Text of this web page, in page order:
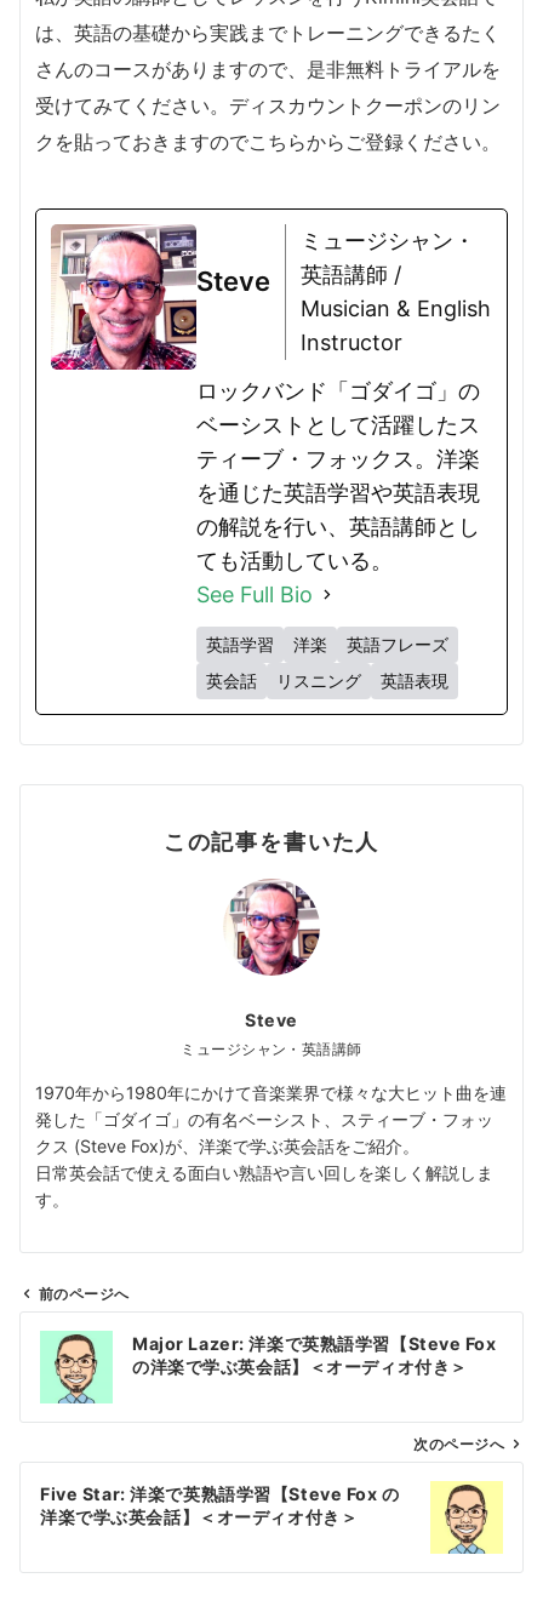
は、英語の基礎から実践までトレーニングできるたく
さんのコースがありますので、是非無料トライアルを
受けてみてください。ディスカウントクーポンのリン
クを貼っておきますのでこちらからご登録ください。
Steve
ミュージシャン・
英語講師 /
Musician & English
Instructor
ロックバンド「ゴダイゴ」の
ベーシストとして活躍したス
ティーブ・フォックス。洋楽
を通じた英語学習や英語表現
の解説を行い、英語講師とし
ても活動している。
See Full Bio
英語学習 洋楽
英語フレーズ
英会話
リスニング 英語表現
この記事を書いた人
Steve
ミュージシャン・英語講師
1970年から1980年にかけて音楽業界で様々な大ヒット曲を連
発した「ゴダイゴ」の有名ベーシスト、スティーブ・フォッ
クス (Steve Fox)が、洋楽で学ぶ英会話をご紹介。
日常英会話で使える面白い熟語や言い回しを楽しく解説しま
す。
ン
前のページへ
Major Lazer: 洋楽で英熟語学習【Steve Fox
の洋楽で学ぶ英会話】＜オーディオ付き＞
次のページへ
Five Star: 洋楽で英熟語学習【Steve Fox の
洋楽で学ぶ英会話】＜オーディオ付き＞